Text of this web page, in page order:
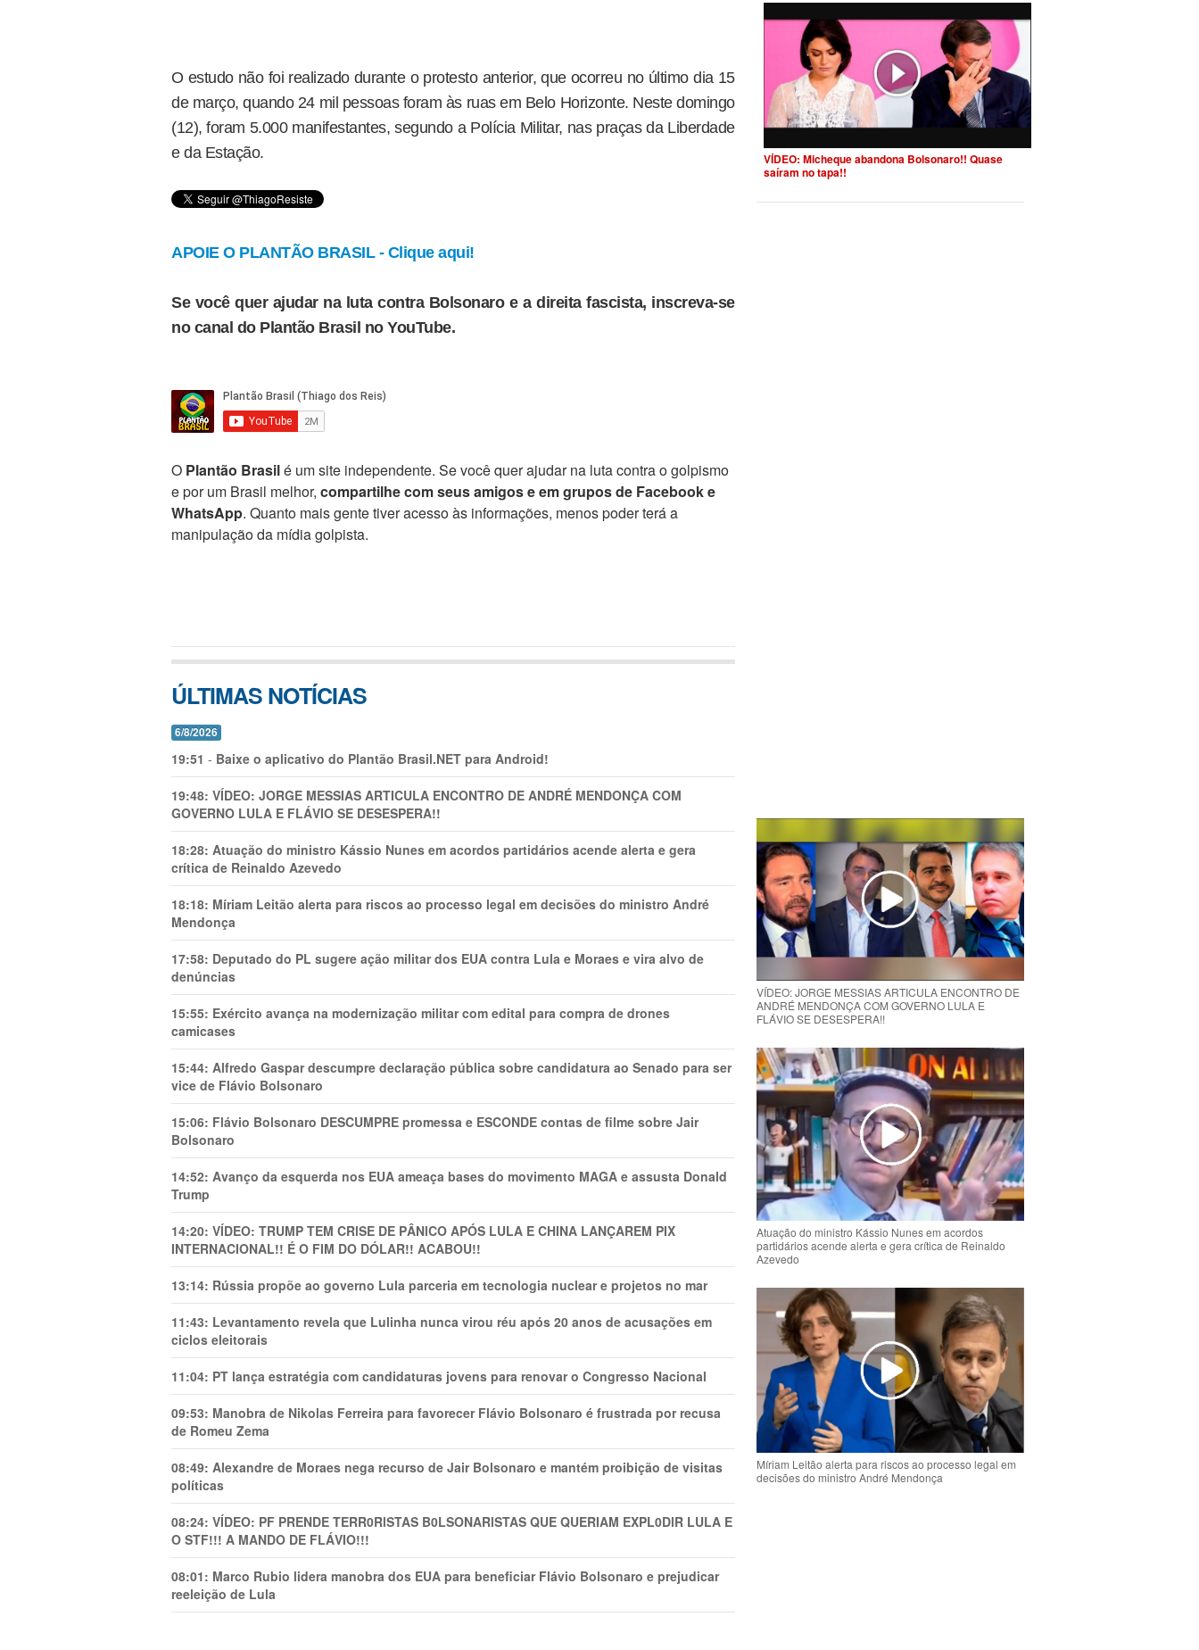
O estudo não foi realizado durante o protesto anterior, que ocorreu no último dia 15
de março, quando 24 mil pessoas foram às ruas em Belo Horizonte. Neste domingo
(12), foram 5.000 manifestantes, segundo a Polícia Militar, nas praças da Liberdade
e da Estação.
APOIE O PLANTÃO BRASIL - Clique aqui!
Se você quer ajudar na luta contra Bolsonaro e a direita fascista, inscreva-se
no canal do Plantão Brasil no YouTube.
O Plantão Brasilé um site independente. Se você quer ajudar na luta contra o golpismo
e por um Brasil melhor, compartilhe com seus amigos e em grupos de Facebook e
WhatsApp. Quanto mais gente tiver acesso às informações, menos poder terá a
manipulação da mídia golpista.
ÚLTIMAS NOTÍCIAS
6/8/2026
19:51 - Baixe o aplicativo do Plantão Brasil.NET para Android!
19:48: VÍDEO: JORGE MESSIAS ARTICULA ENCONTRO DE ANDRÉ MENDONÇA COM
GOVERNO LULA E FLÁVIO SE DESESPERA!!
18:28: Atuação do ministro Kássio Nunes em acordos partidários acende alerta e gera
crítica de Reinaldo Azevedo
18:18: Míriam Leitão alerta para riscos ao processo legal em decisões do ministro André
Mendonça
17:58: Deputado do PL sugere ação militar dos EUA contra Lula e Moraes e vira alvo de
denúncias
15:55: Exército avança na modernização militar com edital para compra de drones
camicases
15:44: Alfredo Gaspar descumpre declaração pública sobre candidatura ao Senado para ser
vice de Flávio Bolsonaro
15:06: Flávio Bolsonaro DESCUMPRE promessa e ESCONDE contas de filme sobre Jair
Bolsonaro
14:52: Avanço da esquerda nos EUA ameaça bases do movimento MAGA e assusta Donald
Trump
14:20: VÍDEO: TRUMP TEM CRlSE DE PÂNlCO APÓS LULA E CHINA LANÇAREM PIX
INTERNACIONAL!! É O FIM DO DÓLAR!! ACABOU!!
13:14: Rússia propõe ao governo Lula parceria em tecnologia nuclear e projetos no mar
11:43: Levantamento revela que Lulinha nunca virou réu após 20 anos de acusações em
ciclos eleitorais
11:04: PT lança estratégia com candidaturas jovens para renovar o Congresso Nacional
09:53: Manobra de Nikolas Ferreira para favorecer Flávio Bolsonaro é frustrada por recusa
de Romeu Zema
08:49: Alexandre de Moraes nega recurso de Jair Bolsonaro e mantém proibição de visitas
políticas
08:24: VÍDEO: PF PRENDE TERR0RlSTAS B0LSONARlSTAS QUE QUERIAM EXPL0DlR LULA E
O STF!!! A MANDO DE FLÁVIO!!!
08:01: Marco Rubio lidera manobra dos EUA para beneficiar Flávio Bolsonaro e prejudicar
reeleição de Lula
VÍDEO: Micheque abandona Bolsonaro!! Quase
saíram no tapa!!
VÍDEO: JORGE MESSIAS ARTICULA ENCONTRO DE
ANDRÉ MENDONÇA COM GOVERNO LULA E
FLÁVIO SE DESESPERA!!
Atuação do ministro Kássio Nunes em acordos
partidários acende alerta e gera crítica de Reinaldo
Azevedo
Míriam Leitão alerta para riscos ao processo legal em
decisões do ministro André Mendonça